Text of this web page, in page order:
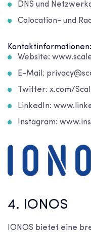
DNS und
Colocation- und
Kontaktinformationen:
Website:
E-Mail:
Twitter: x.com/
LinkedIn:
Instagram:
4. IONOS
IONOS bietet eine